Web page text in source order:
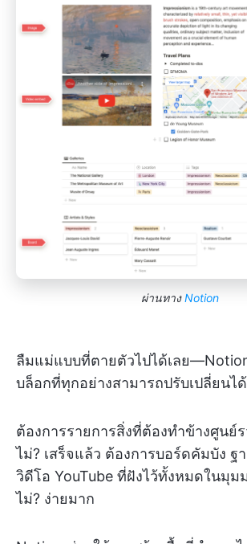
ผ่านทางNotion
ลืมแม่แบบที่ตายตัวไปได้เลย
บล็อกที่ทุกอย่างสามารถปรับเปลี่ยนไ
ต้องการรายการสิ่งที่ต้องทำข้างศูนย์
ไม่? เสร็จแล้ว ต้องการบอร์ดคัมบัง ฐ
วิดีโอ YouTube ที่ฝังไว้ทั้งหมดในมุม
ไม่? ง่ายมาก